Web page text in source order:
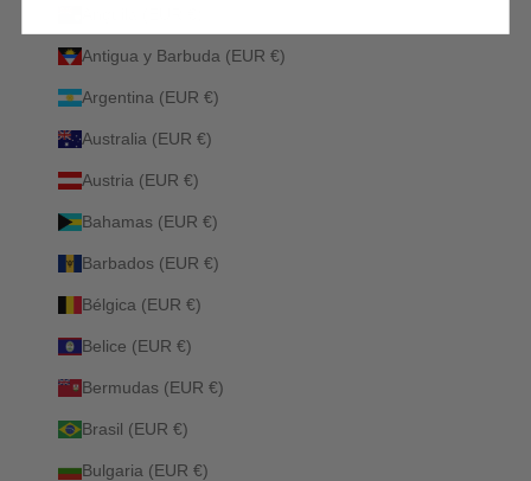
Antigua y Barbuda (EUR €)
Argentina (EUR €)
Australia (EUR €)
Austria (EUR €)
Bahamas (EUR €)
Barbados (EUR €)
Bélgica (EUR €)
Belice (EUR €)
Bermudas (EUR €)
Brasil (EUR €)
Bulgaria (EUR €)